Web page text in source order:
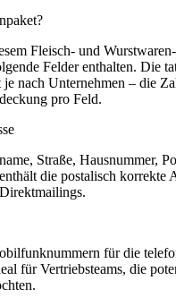
Fleisch- und Wurstwaren
Felder enthalten. Die
nach Unternehmen – die
pro Feld.
Straße, Hausnummer,
die postalisch korrekte
für die
für Vertriebsteams, die